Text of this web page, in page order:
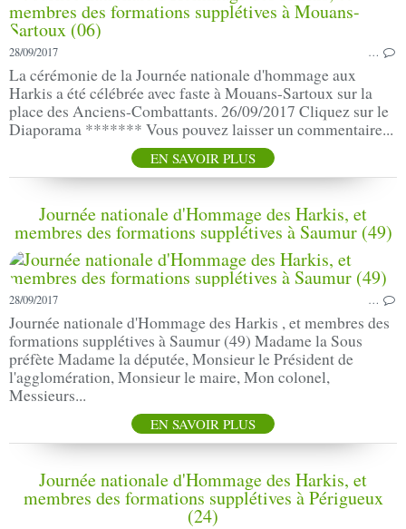
28/09/2017 …
La cérémonie de la Journée nationale d'hommage aux
Harkis a été célébrée avec faste à Mouans-Sartoux sur la
place des Anciens-Combattants. 26/09/2017 Cliquez sur le
Diaporama ******* Vous pouvez laisser un commentaire...
EN SAVOIR PLUS
Journée nationale d'Hommage des Harkis, et
membres des formations supplétives à Saumur (49)
28/09/2017 …
Journée nationale d'Hommage des Harkis , et membres des
formations supplétives à Saumur (49) Madame la Sous
préfète Madame la députée, Monsieur le Président de
l'agglomération, Monsieur le maire, Mon colonel,
Messieurs...
EN SAVOIR PLUS
Journée nationale d'Hommage des Harkis, et
membres des formations supplétives à Périgueux
(24)